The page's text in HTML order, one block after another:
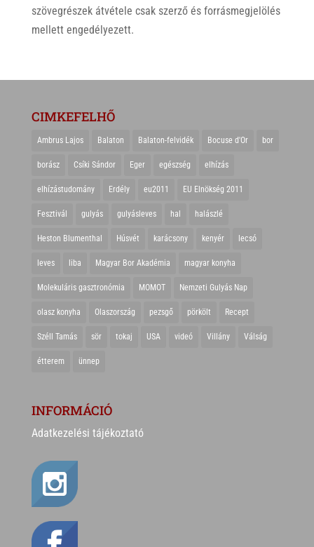
szövegrészek átvétele csak szerző és forrásmegjelölés
mellett engedélyezett.
CIMKEFELHŐ
Ambrus Lajos Balaton Balaton-felvidék Bocuse d'Or bor
borász Csíki Sándor Eger egészség elhízás
elhízástudomány Erdély eu2011 EU Elnökség 2011
Fesztivál gulyás gulyásleves hal halászlé
Heston Blumenthal Húsvét karácsony kenyér lecsó
leves liba Magyar Bor Akadémia magyar konyha
Molekuláris gasztronómia MOMOT Nemzeti Gulyás Nap
olasz konyha Olaszország pezsgő pörkölt Recept
Széll Tamás sör tokaj USA videó Villány Válság
étterem ünnep
INFORMÁCIÓ
Adatkezelési tájékoztató